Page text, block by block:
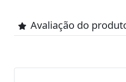
Avaliação do